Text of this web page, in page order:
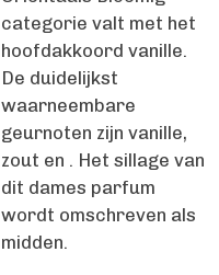
categorie valt met het
hoofdakkoord vanille.
De duidelijkst
waarneembare
geurnoten zijn vanille,
zout en . Het sillage van
dit dames parfum
wordt omschreven als
midden.